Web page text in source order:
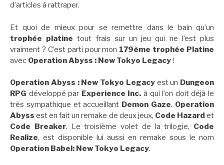
d’articles à rattraper.
Et quoi de mieux pour se remettre dans le bain qu’un
trophée platine tout frais sur un jeu qui ne l’est plus
vraiment ? C’est parti pour mon 179ème trophée Platine
avec Operation Abyss : New Tokyo Legacy!
Operation Abyss : New Tokyo Legacyest un Dungeon
RPG développé par Experience Inc. à qui l’on doit déjà le
très sympathique et accueillant Demon Gaze. Operation
Abyss est en fait un remake de deux jeux, Code Hazard et
Code Breaker. Le troisième volet de la trilogie, Code
Realize, est disponible lui aussi en remake sous le nom
Operation Babel: New Tokyo Legacy.